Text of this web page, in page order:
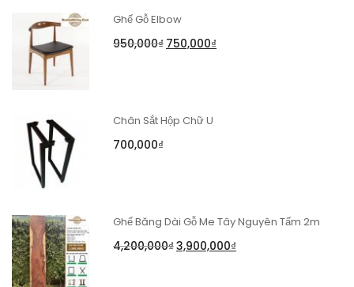
Ghế Gỗ Elbow
950,000₫ 750,000₫
Chân Sắt Hộp Chữ U
700,000₫
Ghế Băng Dài Gỗ Me Tây Nguyên Tấm 2m
4,200,000₫3,900,000₫